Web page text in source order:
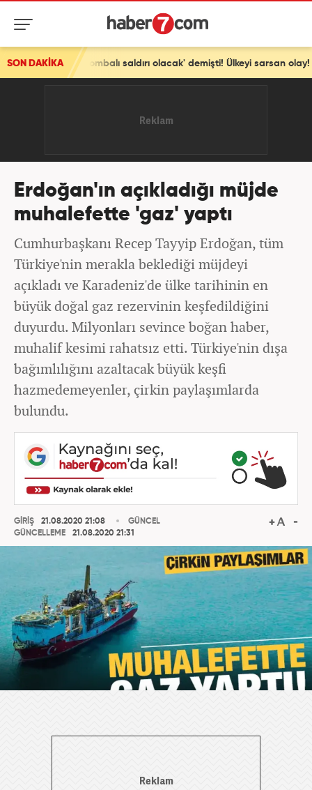
SON DAKİKA
saldırı olacak' demişti! Ülkeyi sarsan olay!
Erdoğan'ın açıkladığı müjde
muhalefette 'gaz' yaptı
Cumhurbaşkanı Recep Tayyip Erdoğan, tüm
Türkiye'nin merakla beklediği müjdeyi
açıkladı ve Karadeniz'de ülke tarihinin en
büyük doğal gaz rezervinin keşfedildiğini
duyurdu. Milyonları sevince boğan haber,
muhalif kesimi rahatsız etti. Türkiye'nin dışa
bağımlılığını azaltacak büyük keşfi
hazmedemeyenler, çirkin paylaşımlarda
bulundu.
GİRİŞ
21.08.2020 21:08
GÜNCELLEME
21.08.2020 21:31
GÜNCEL